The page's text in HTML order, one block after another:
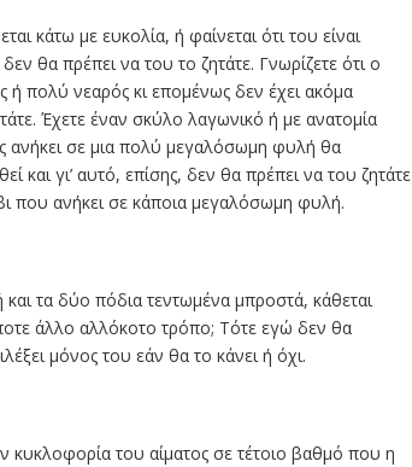
κάτω με ευκολία, ή φαίνεται ότι του είναι
θα πρέπει να του το ζητάτε. Γνωρίζετε ότι ο
ή πολύ νεαρός κι επομένως δεν έχει ακόμα
Έχετε έναν σκύλο λαγωνικό ή με ανατομία
ανήκει σε μια πολύ μεγαλόσωμη φυλή θα
και γι’ αυτό, επίσης, δεν θα πρέπει να του ζητάτε
που ανήκει σε κάποια μεγαλόσωμη φυλή.
και τα δύο πόδια τεντωμένα μπροστά, κάθεται
άλλο αλλόκοτο τρόπο; Τότε εγώ δεν θα
μόνος του εάν θα το κάνει ή όχι.
κυκλοφορία του αίματος σε τέτοιο βαθμό που η